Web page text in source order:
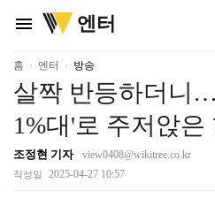
menu
위
키
리
엔터
홈 엔터 방송
살짝 반등하더니
1%대'로 주저앉은
조정현 기자 view0408@wikitree.co.kr
작성일 2025-04-27 10:57